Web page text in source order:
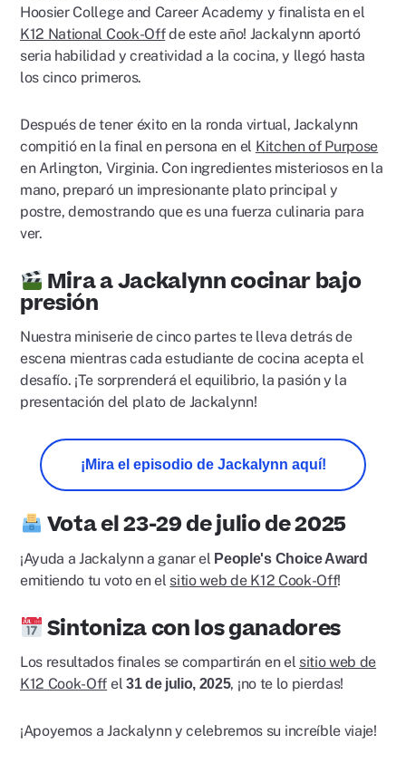
Hoosier College and Career Academy y finalista en el
K12 National Cook-Offde este año! Jackalynn aportó
seria habilidad y creatividad a la cocina, y llegó hasta
los cinco primeros.
Después de tener éxito en la ronda virtual, Jackalynn
compitió en la final en persona en el Kitchen of Purpose
en Arlington, Virginia. Con ingredientes misteriosos en la
mano, preparó un impresionante plato principal y
postre, demostrando que es una fuerza culinaria para
ver.
Mira a Jackalynn cocinar bajo
presión
Nuestra miniserie de cinco partes te lleva detrás de
escena mientras cada estudiante de cocina acepta el
desafío. ¡Te sorprenderá el equilibrio, la pasión y la
presentación del plato de Jackalynn!
¡Mira el episodio de Jackalynn aquí!
Vota el 23-29 de julio de 2025
¡Ayuda a Jackalynn a ganar el People's Choice Award
emitiendo tu voto en el sitio web de K12 Cook-Off!
Sintoniza con los ganadores
Los resultados finales se compartirán enel sitio web de
K12 Cook-Off el 31 de julio, 2025, ¡no te lo pierdas!
¡Apoyemos a Jackalynn y celebremos su increíble viaje!